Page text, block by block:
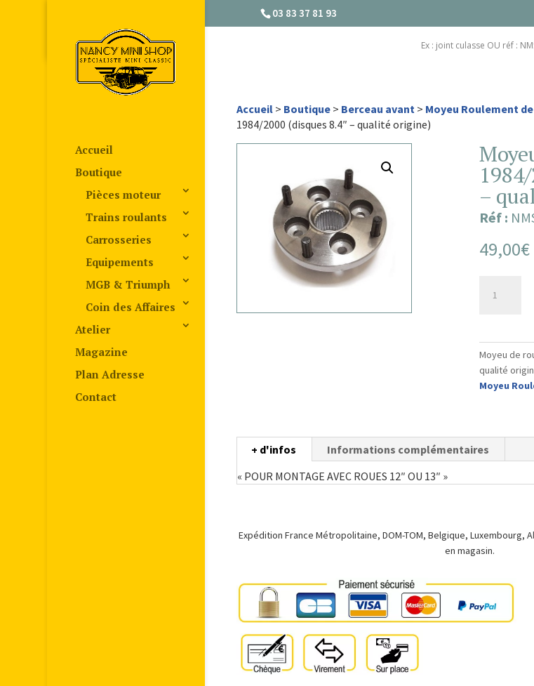
03 83 37 81 93
Accueil
Boutique
Pièces moteur
Trains roulants
Carrosseries
Equipements
MGB & Triumph
Coin des Affaires
Atelier
Magazine
Plan Adresse
Contact
Accueil> Boutique> Berceau avant > Moyeu Roulement
1984/2000 (disques 8.4″ – qualité origine)
–
Réf :
49,00€
roue
avant
1984/2000
(disques
qualité
origine)
Moyeu de
qualité
Moyeu
+ d'infos
Informations complémentaires
« POUR MONTAGE AVEC ROUES 12″ OU 13″ »
Expédition France Métropolitaine, DOM-TOM, Belgique, Luxembourg,
en magasin.